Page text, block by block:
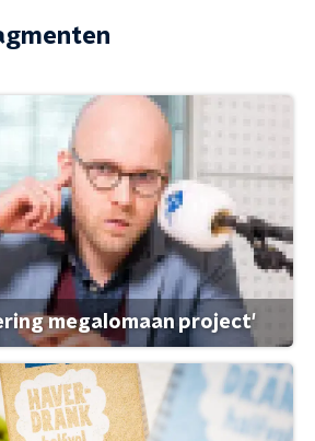
megalomaan project'